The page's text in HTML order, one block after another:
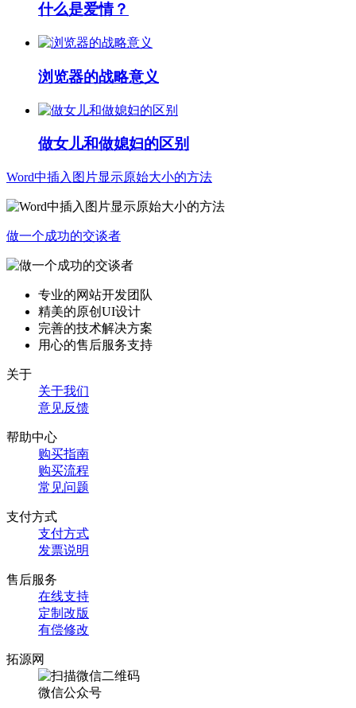
什么是爱情？
浏览器的战略意义
做女儿和做媳妇的区别
Word中插入图片显示原始大小的方法
做一个成功的交谈者
专业的网站开发团队
精美的原创UI设计
完善的技术解决方案
用心的售后服务支持
关于
关于我们
意见反馈
帮助中心
购买指南
购买流程
常见问题
支付方式
支付方式
发票说明
售后服务
在线支持
定制改版
有偿修改
拓源网
微信公众号